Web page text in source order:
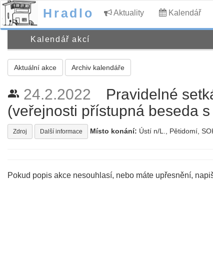
Hradlo Aktuality Kalendář
Kalendář akcí
Aktuální akce Archiv kalendáře
people_alt 24.2.2022
Pravidelné
(veřejnosti přístupná beseda
Zdroj Další informace Místo konání: Ústí n/L., Pětidomí,
Pokud popis akce nesouhlasí, nebo máte upřesnění,